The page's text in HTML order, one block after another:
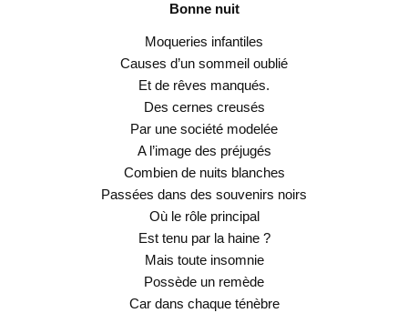
Bonne nuit
Moqueries infantiles
Causes d’un sommeil oublié
Et de rêves manqués.
Des cernes creusés
Par une société modelée
A l’image des préjugés
Combien de nuits blanches
Passées dans des souvenirs noirs
Où le rôle principal
Est tenu par la haine ?
Mais toute insomnie
Possède un remède
Car dans chaque ténèbre